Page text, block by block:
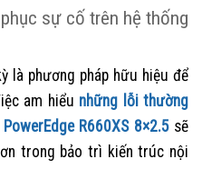
sự cố trên hệ thống
là phương pháp hữu hiệu để
am hiểu những lỗi thường
R660XS 8×2.5sẽ
trong bảo trì kiến trúc nội